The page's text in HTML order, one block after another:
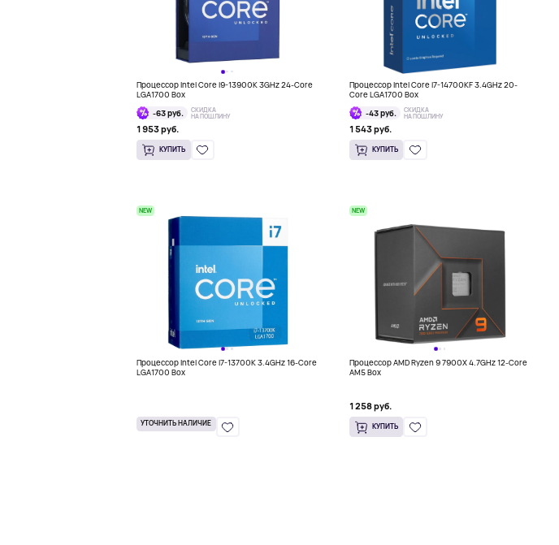
Процессор Intel Core i9-13900K 3GHz 24-Core
LGA1700 Box
-63 руб.
СКИДКА
НА ПОШЛИНУ
1 953 руб.
КУПИТЬ
Процессор Intel Core i7-14700KF 3.4GHz 20-
Core LGA1700 Box
-43 руб.
СКИДКА
НА ПОШЛИНУ
1 543 руб.
КУПИТЬ
NEW
Процессор Intel Core i7-13700K 3.4GHz 16-Core
LGA1700 Box
УТОЧНИТЬ НАЛИЧИЕ
NEW
Процессор AMD Ryzen 9 7900X 4.7GHz 12-Core
AM5 Box
1 258 руб.
КУПИТЬ